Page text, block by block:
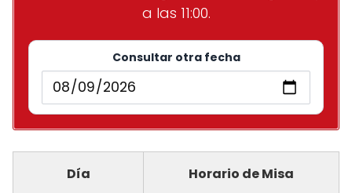
a las 11:00.
Consultar otra fecha
Día Horario de Misa